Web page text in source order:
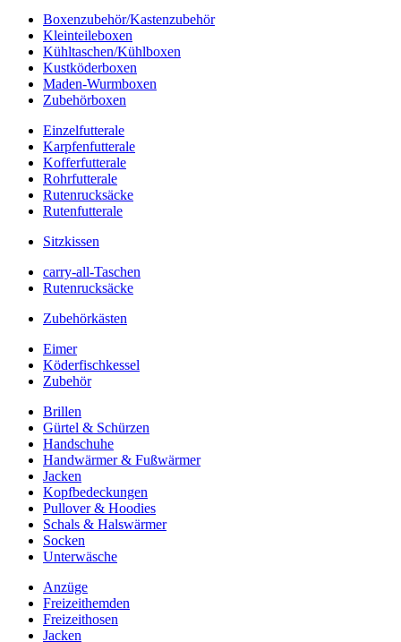
Boxenzubehör/Kastenzubehör
Kleinteileboxen
Kühltaschen/Kühlboxen
Kustköderboxen
Maden-Wurmboxen
Zubehörboxen
Einzelfutterale
Karpfenfutterale
Kofferfutterale
Rohrfutterale
Rutenrucksäcke
Rutenfutterale
Sitzkissen
carry-all-Taschen
Rutenrucksäcke
Zubehörkästen
Eimer
Köderfischkessel
Zubehör
Brillen
Gürtel & Schürzen
Handschuhe
Handwärmer & Fußwärmer
Jacken
Kopfbedeckungen
Pullover & Hoodies
Schals & Halswärmer
Socken
Unterwäsche
Anzüge
Freizeithemden
Freizeithosen
Jacken